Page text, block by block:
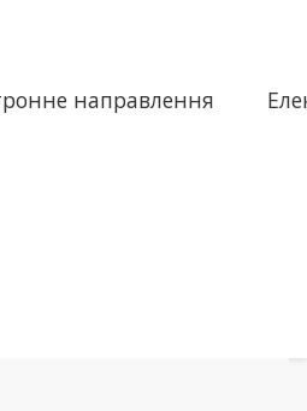
направлення